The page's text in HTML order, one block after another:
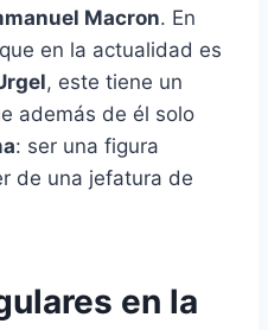
Macron. En
en la actualidad es
, este tiene un
además de él solo
: ser una figura
de una jefatura de
en la